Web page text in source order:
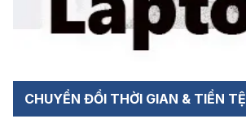
CHUYỂN ĐỔI THỜI GIAN & TIỀN TỆ